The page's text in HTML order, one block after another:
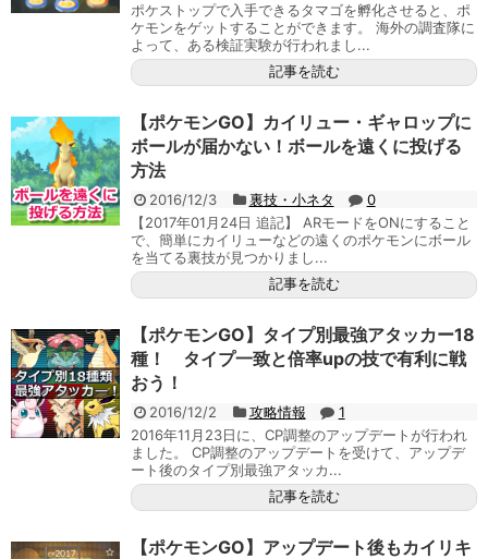
ポケストップで入手できるタマゴを孵化させると、ポ
ケモンをゲットすることができます。 海外の調査隊に
よって、ある検証実験が行われまし...
記事を読む
【ポケモンGO】カイリュー・ギャロップに
ボールが届かない！ボールを遠くに投げる
方法
2016/12/3 裏技・小ネタ
0
【2017年01月24日 追記】 ARモードをONにすること
で、簡単にカイリューなどの遠くのポケモンにボール
を当てる裏技が見つかりまし...
記事を読む
【ポケモンGO】タイプ別最強アタッカー18
種！ タイプ一致と倍率upの技で有利に戦
おう！
2016/12/2 攻略情報
1
2016年11月23日に、CP調整のアップデートが行われ
ました。 CP調整のアップデートを受けて、アップデ
ート後のタイプ別最強アタッカ...
記事を読む
【ポケモンGO】アップデート後もカイリキ